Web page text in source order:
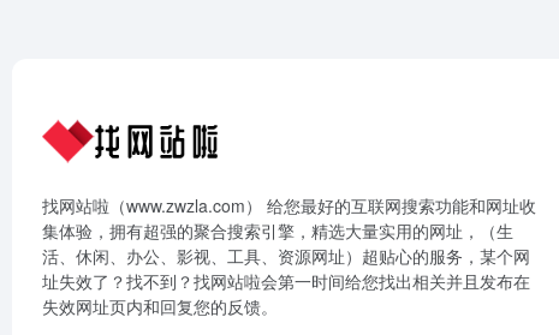
找网站啦（www.zwzla.com） 给您最好的互联网搜索功能和网址收
集体验，拥有超强的聚合搜索引擎，精选大量实用的网址，（生
活、休闲、办公、影视、工具、资源网址）超贴心的服务，某个网
址失效了？找不到？找网站啦会第一时间给您找出相关并且发布在
失效网址页内和回复您的反馈。